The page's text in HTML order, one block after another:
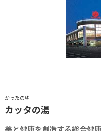
かったのゆ
カッタの湯